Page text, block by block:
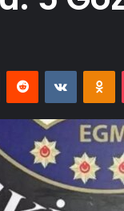
PinterestReddit